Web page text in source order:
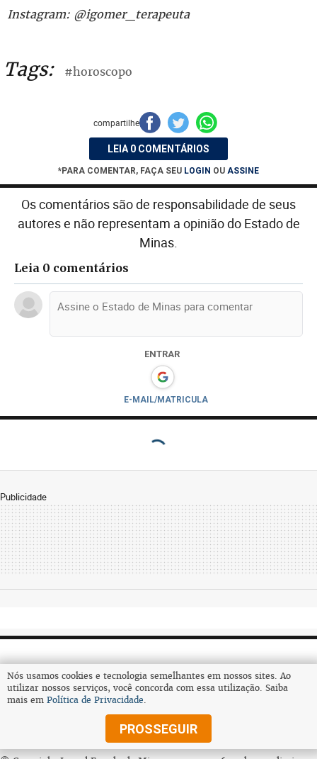
Nós usamos cookies e tecnologia semelhantes em nossos sites. Ao
utilizar nossos serviços, você concorda com essa utilização. Saiba
mais em Política de Privacidade.
PROSSEGUIR
Instagram: @igomer_terapeuta
Tags: #horoscopo
compartilhe
LEIA 0 COMENTÁRIOS
*PARA COMENTAR, FAÇA SEU LOGIN OU ASSINE
Os comentários são de responsabilidade de seus
autores e não representam a opinião do Estado de
Minas.
Leia 0 comentários
ENTRAR
E-MAIL/MATRICULA
Publicidade
Assine